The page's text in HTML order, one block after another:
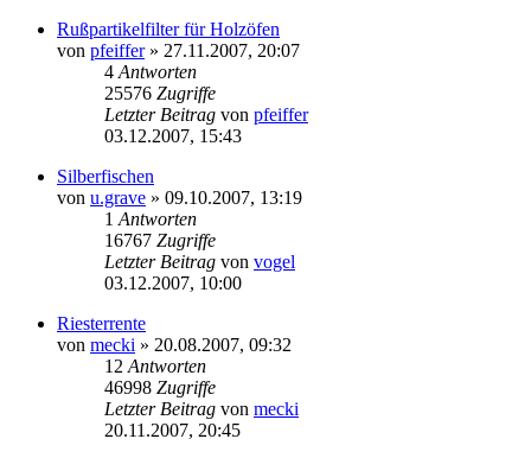
Rußpartikelfilter für Holzöfen
von pfeiffer» 27.11.2007, 20:07
4 Antworten
25576 Zugriffe
Letzter Beitrag von pfeiffer
03.12.2007, 15:43
Silberfischen
von u.grave » 09.10.2007, 13:19
1 Antworten
16767 Zugriffe
Letzter Beitrag von vogel
03.12.2007, 10:00
Riesterrente
von mecki » 20.08.2007, 09:32
12 Antworten
46998 Zugriffe
Letzter Beitrag von mecki
20.11.2007, 20:45